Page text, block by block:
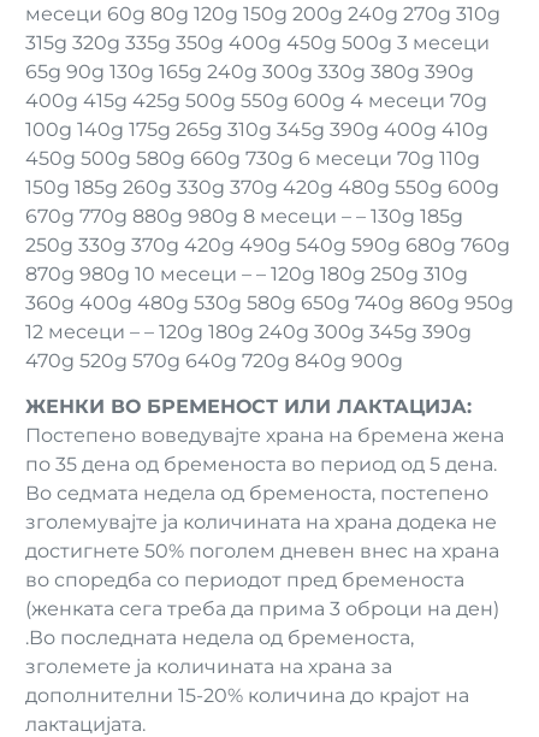
месеци 60g 80g 120g 150g 200g 240g 270g 310g
315g 320g 335g 350g 400g 450g 500g 3 месеци
65g 90g 130g 165g 240g 300g 330g 380g 390g
400g 415g 425g 500g 550g 600g 4 месеци 70g
100g 140g 175g 265g 310g 345g 390g 400g 410g
450g 500g 580g 660g 730g 6 месеци 70g 110g
150g 185g 260g 330g 370g 420g 480g 550g 600g
670g 770g 880g 980g 8 месеци – – 130g 185g
250g 330g 370g 420g 490g 540g 590g 680g 760g
870g 980g 10 месеци – – 120g 180g 250g 310g
360g 400g 480g 530g 580g 650g 740g 860g 950g
12 месеци – – 120g 180g 240g 300g 345g 390g
470g 520g 570g 640g 720g 840g 900g
ЖЕНКИ ВО БРЕМЕНОСТ ИЛИ ЛАКТАЦИЈА:
Постепено воведувајте храна на бремена жена
по 35 дена од бременоста во период од 5 дена.
Во седмата недела од бременоста, постепено
зголемувајте ја количината на храна додека не
достигнете 50% поголем дневен внес на храна
во споредба со периодот пред бременоста
(женката сега треба да прима 3 оброци на ден)
.Во последната недела од бременоста,
зголемете ја количината на храна за
дополнителни 15-20% количина до крајот на
лактацијата.